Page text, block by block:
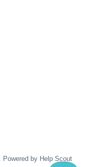
Powered by Help Scout